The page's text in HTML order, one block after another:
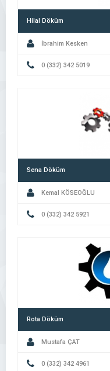
Hilal Döküm
İbrahim Kesken
0 (332) 342 5019
Sena Döküm
Kemal KÖSEOĞLU
0 (332) 342 5921
Rota Döküm
Mustafa ÇAT
0 (332) 342 4961